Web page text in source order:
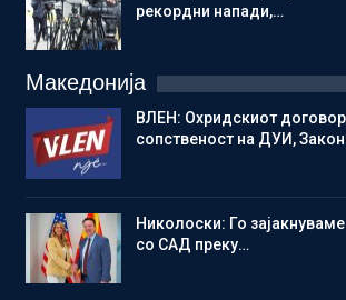
рекордни напади,…
Македонија
ВЛЕН: Охридскиот
сопственост на ДУИ,
Николоски: Го
со САД преку…